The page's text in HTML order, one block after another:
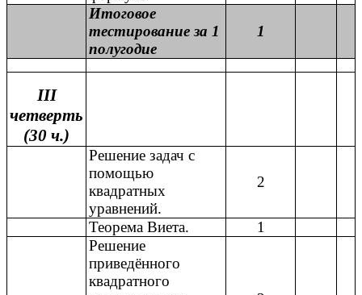
Итоговое
тестирование за 1
полугодие
1
III
четверть
(30 ч.)
Решение задач с
помощью
квадратных
уравнений.
2
Теорема Виета.
1
Решение
приведённого
квадратного